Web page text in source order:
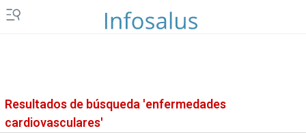
Resultados de búsqueda 'enfermedades
cardiovasculares'